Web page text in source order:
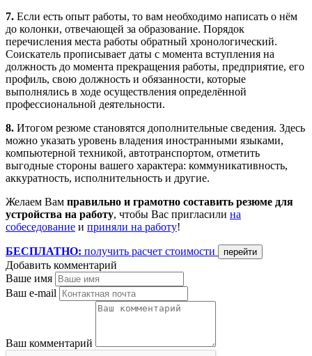
7. Если есть опыт работы, то вам необходимо написать о нём
до колонки, отвечающей за образование. Порядок
перечисления места работы обратный хронологический.
Соискатель прописывает даты с момента вступления на
должность до момента прекращения работы, предприятие, его
профиль, свою должность и обязанности, которые
выполнялись в ходе осуществления определённой
профессиональной деятельности.
8. Итогом резюме становятся дополнительные сведения. Здесь
можно указать уровень владения иностранными языками,
компьютерной техникой, автотранспортом, отметить
выгодные стороны вашего характера: коммуникативность,
аккуратность, исполнительность и другие.
Желаем Вам правильно и грамотно составить резюме для
устройства на работу, чтобы Вас пригласили на
собеседование и приняли на работу!
БЕСПЛАТНО: получить расчет стоимости перейти
Добавить комментарий
Ваше имя
Ваш e-mail
Ваш комментарий